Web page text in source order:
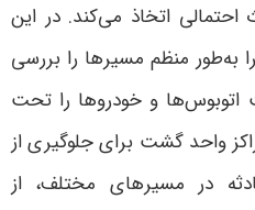
اتخاذ می‌کند. در این
منظم مسیرها را بررسی
اتوبوس‌ها و خودروها را تحت
واحد گشت برای جلوگیری از
در مسیرهای مختلف، از